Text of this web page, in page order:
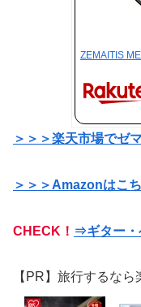
ZEMAITIS
＞＞＞楽天市場でゼ
＞＞＞Amazonはこ
CHECK！ ⇒ギター・
【PR】旅行するな